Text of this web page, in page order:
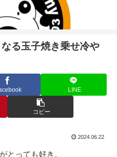
る玉子焼き乗せ冷や
LINE
コピー
2024.06.22
とっても好き。